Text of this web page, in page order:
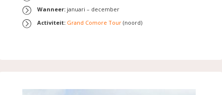
Wanneer: januari – december
Activiteit: Grand Comore Tour (noord)